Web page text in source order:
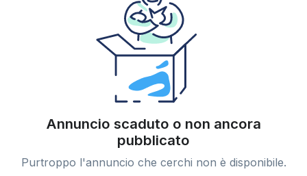
Annuncio scaduto o non ancora
pubblicato
Purtroppo l'annuncio che cerchi non è disponibile.